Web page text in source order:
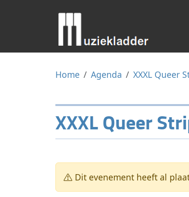
Home Agenda XXXL Queer
XXXL Queer
Dit evenement heeft al